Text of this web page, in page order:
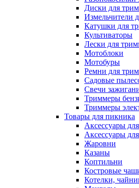
Диски для
Измельчители
Катушки для
Культиваторы
Лески для
Мотоблоки
Мотобуры
Ремни для
Садовые
Свечи
Триммеры
Триммеры
Товары для пикника
Аксессуары
Аксессуары
Жаровни
Казаны
Коптильни
Костровые
Котелки,